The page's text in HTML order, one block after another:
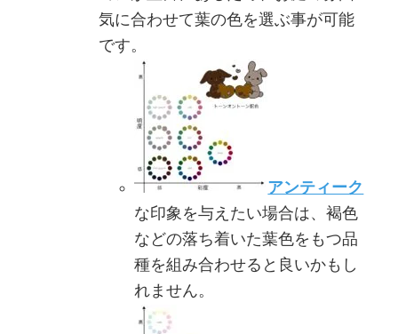
気に合わせて葉の色を選ぶ事が可能
です。
アンティーク
な印象を与えたい場合は、褐色
などの落ち着いた葉色をもつ品
種を組み合わせると良いかもし
れません。